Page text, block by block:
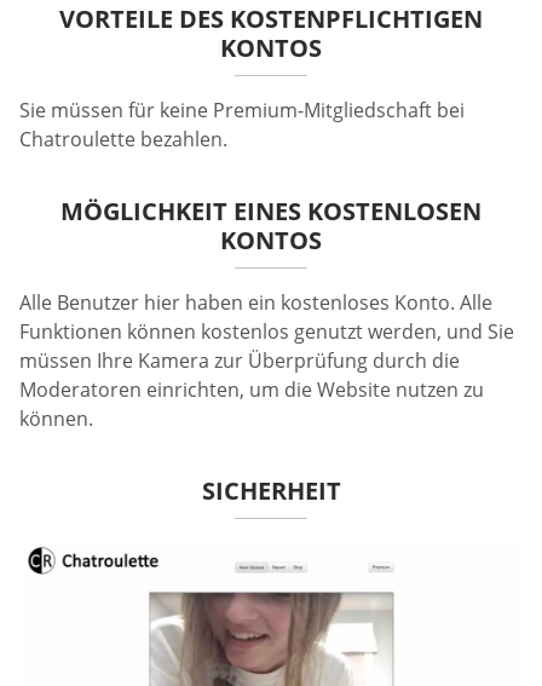
VORTEILE DES KOSTENPFLICHTIGEN
KONTOS
Sie müssen für keine Premium-Mitgliedschaft bei
Chatroulette bezahlen.
MÖGLICHKEIT EINES KOSTENLOSEN
KONTOS
Alle Benutzer hier haben ein kostenloses Konto. Alle
Funktionen können kostenlos genutzt werden, und Sie
müssen Ihre Kamera zur Überprüfung durch die
Moderatoren einrichten, um die Website nutzen zu
können.
SICHERHEIT